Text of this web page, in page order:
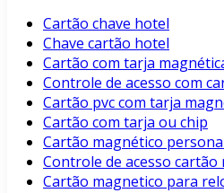
Cartão chave hotel
Chave cartão hotel
Cartão com tarja
Controle de acesso com
Cartão pvc com tarja
Cartão com tarja ou chip
Cartão magnético
Controle de acesso cartão
Cartão magnetico para